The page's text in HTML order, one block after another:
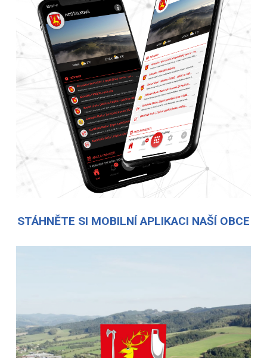
STÁHNĚTE SI MOBILNÍ APLIKACI NAŠÍ OBCE